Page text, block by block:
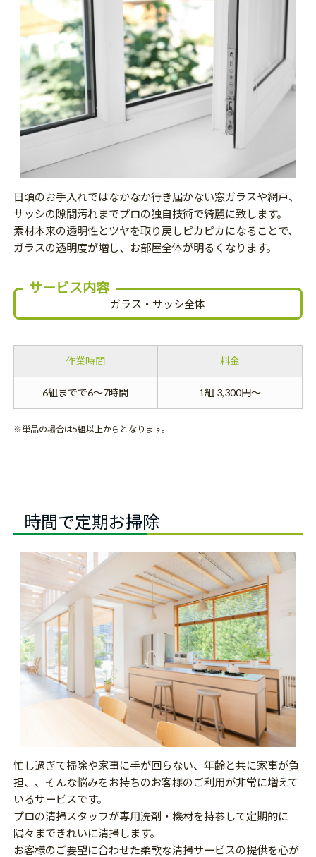
日頃のお手入れではなかなか行き届かない窓ガラスや網戸、
サッシの隙間汚れまでプロの独自技術で綺麗に致します。
素材本来の透明性とツヤを取り戻しピカピカになることで、
ガラスの透明度が増し、お部屋全体が明るくなります。
サービス内容
ガラス・サッシ全体
作業時間 料金
6組までで6～7時間 1組 3,300円～
※単品の場合は5組以上からとなります。
時間で定期お掃除
忙し過ぎて掃除や家事に手が回らない、年齢と共に家事が負
担、、そんな悩みをお持ちのお客様のご利用が非常に増えて
いるサービスです。
プロの清掃スタッフが専用洗剤・機材を持参して定期的に
隅々まできれいに清掃します。
お客様のご要望に合わせた柔軟な清掃サービスの提供を心が